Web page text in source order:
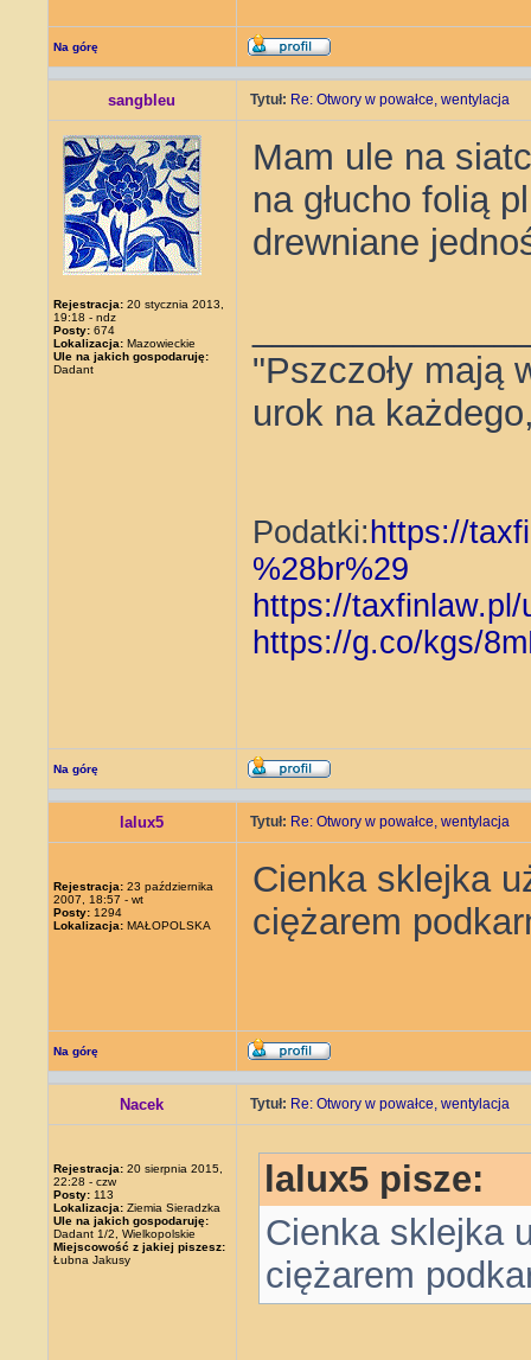
Na górę
sangbleu Tytuł: Re: Otwory w powałce, wentylacja
Rejestracja: 20 stycznia 2013,
19:18 - ndz
Posty: 674
Lokalizacja: Mazowieckie
Ule na jakich gospodaruję:
Dadant
Mam ule na
na głucho folią
drewniane
"Pszczoły mają
urok na
Podatki: https://
%28br%29
https://
https://g.co/kgs/
Na górę
lalux5 Tytuł: Re: Otwory w powałce, wentylacja
Rejestracja: 23 października
2007, 18:57 - wt
Posty: 1294
Lokalizacja: MAŁOPOLSKA
Cienka sklejka
ciężarem
Na górę
Nacek Tytuł: Re: Otwory w powałce, wentylacja
Rejestracja: 20 sierpnia 2015,
22:28 - czw
Posty: 113
Lokalizacja: Ziemia Sieradzka
Ule na jakich gospodaruję:
Dadant 1/2, Wielkopolskie
Miejscowość z jakiej piszesz:
Łubna Jakusy
lalux5 pisze:
Cienka sklejka
ciężarem